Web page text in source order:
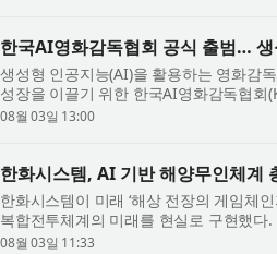
한국AI영화감독협회 공식 출범…
생성형 인공지능(AI)을 활용하는 영화감
성장을 이끌기 위한 한국AI영화감독협
AI영화감독협회는 지난 7월 15일 서...
08월 03일 13:00
한화시스템, AI 기반 해양무인체계
한화시스템이 미래 ‘해상 전장의 게임체
복합전투체계의 미래를 현실로 구현했다
복합 전투체계 대(對)기뢰전’ 시...
08월 03일 11:33